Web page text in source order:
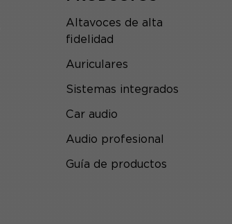
Altavoces de alta
fidelidad
Auriculares
Sistemas integrados
Car audio
Audio profesional
Guía de productos